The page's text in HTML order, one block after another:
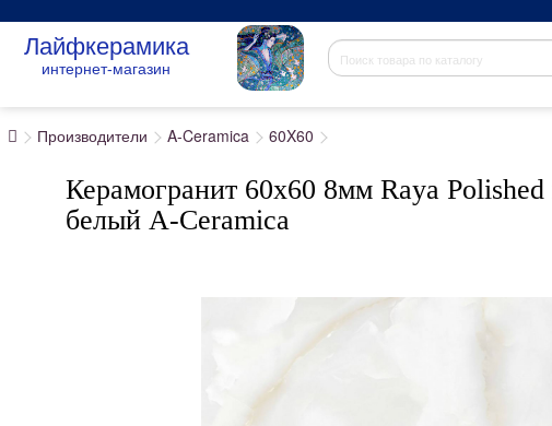
Лайфкерамика
интернет-магазин
Производители A-Ceramica 60X60
Керамогранит 60x60 8мм Raya Polished
белый A-Ceramica